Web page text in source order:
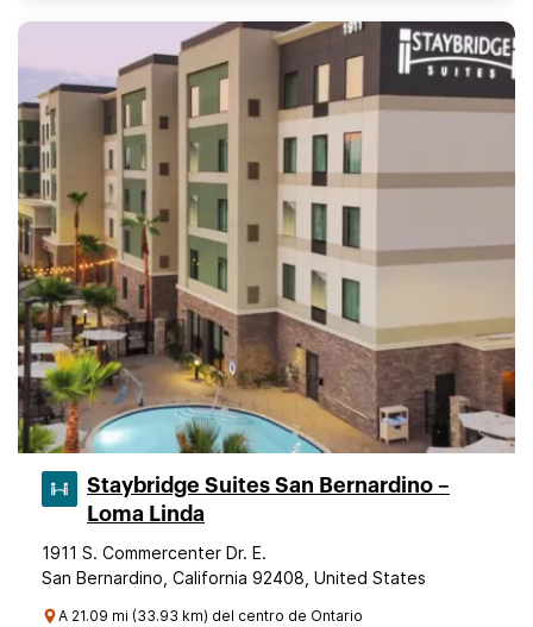
Staybridge Suites San Bernardino –
Loma Linda
1911 S. Commercenter Dr. E.
San Bernardino, California 92408, United States
A 21.09 mi (33.93 km) del centro de Ontario